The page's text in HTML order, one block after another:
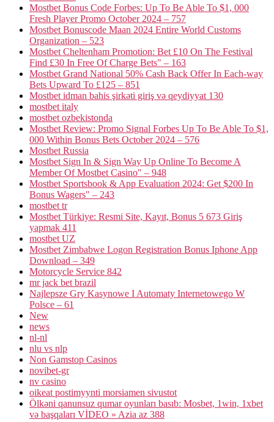
Mostbet Bonus Code Forbes: Up To Be Able To $1, 000
Fresh Player Promo October 2024 – 757
Mostbet Bonuscode Maan 2024 Entire World Customs
Organization – 523
Mostbet Cheltenham Promotion: Bet £10 On The Festival
Find £30 In Free Of Charge Bets" – 163
Mostbet Grand National 50% Cash Back Offer In Each-way
Bets Upward To £125 – 851
Mostbet idman bahis şirkəti giriş və qeydiyyat 130
mostbet italy
mostbet ozbekistonda
Mostbet Review: Promo Signal Forbes Up To Be Able To $1,
000 Within Bonus Bets October 2024 – 576
Mostbet Russia
Mostbet Sign In & Sign Way Up Online To Become A
Member Of Mostbet Casino" – 948
Mostbet Sportsbook & App Evaluation 2024: Get $200 In
Bonus Wagers" – 243
mostbet tr
Mostbet Türkiye: Resmi Site, Kayıt, Bonus 5 673 Giriş
yapmak 411
mostbet UZ
Mostbet Zimbabwe Logon Registration Bonus Iphone App
Download – 349
Motorcycle Service 842
mr jack bet brazil
Najlepsze Gry Kasynowe I Automaty Internetowego W
Polsce – 61
New
news
nl-nl
nlu vs nlp
Non Gamstop Casinos
novibet-gr
nv casino
oikeat postimyynti morsiamen sivustot
Ölkəni qanunsuz qumar oyunları basıb: Mosbet, 1win, 1xbet
və başqaları VİDEO » Azia az 388